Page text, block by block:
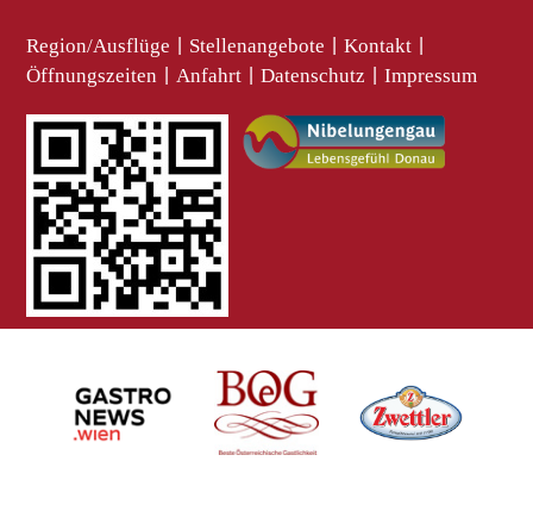
Region/Ausflüge Stellenangebote Kontakt
Öffnungszeiten Anfahrt Datenschutz Impressum